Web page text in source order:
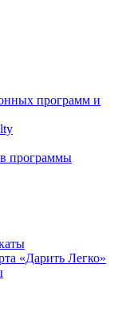
программ и
программы
«Дарить Легко»